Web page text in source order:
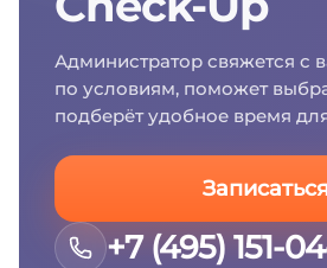
Администратор свяжется с
по условиям, поможет
подберёт удобное время
Записаться
+7 (495) 151-